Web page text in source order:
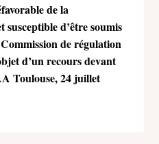
de la
d’être soumis
de régulation
d’un recours devant
Toulouse, 24 juillet